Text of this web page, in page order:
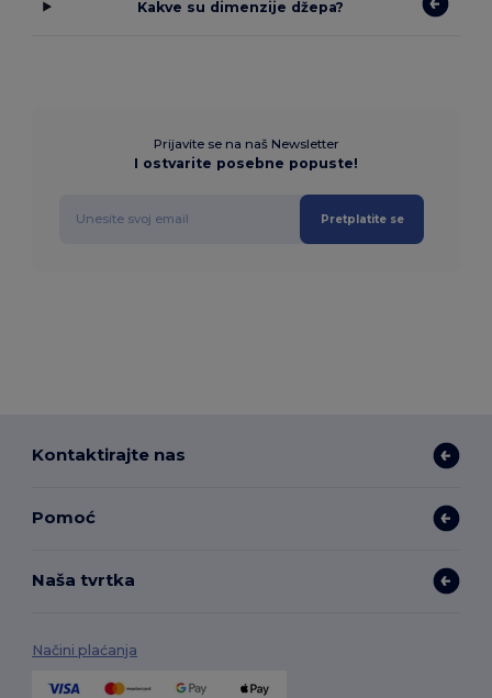
Kakve su dimenzije džepa?
Prijavite se na naš Newsletter
I ostvarite posebne popuste!
Pretplatite se
Kontaktirajte nas
Pomoć
Naša tvrtka
Načini plaćanja